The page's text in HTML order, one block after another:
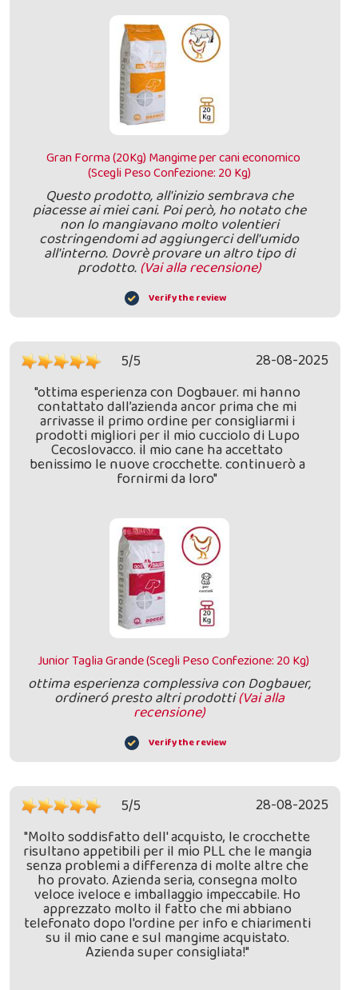
Gran Forma (20Kg) Mangime per cani economico
(Scegli Peso Confezione: 20 Kg)
Questo prodotto, all'inizio sembrava che
piacesse ai miei cani. Poi però, ho notato che
non lo mangiavano molto volentieri
costringendomi ad aggiungerci dell'umido
all'interno. Dovrè provare un altro tipo di
prodotto.(Vai alla recensione)
Verify the review
5/5
28-08-2025
"ottima esperienza con Dogbauer. mi hanno
contattato dall’azienda ancor prima che mi
arrivasse il primo ordine per consigliarmi i
prodotti migliori per il mio cucciolo di Lupo
Cecoslovacco. il mio cane ha accettato
benissimo le nuove crocchette. continuerò a
fornirmi da loro"
Junior Taglia Grande (Scegli Peso Confezione: 20 Kg)
ottima esperienza complessiva con Dogbauer,
ordineró presto altri prodotti(Vai alla
recensione)
Verify the review
5/5
28-08-2025
"Molto soddisfatto dell' acquisto, le crocchette
risultano appetibili per il mio PLL che le mangia
senza problemi a differenza di molte altre che
ho provato. Azienda seria, consegna molto
veloce iveloce e imballaggio impeccabile. Ho
apprezzato molto il fatto che mi abbiano
telefonato dopo l'ordine per info e chiarimenti
su il mio cane e sul mangime acquistato.
Azienda super consigliata!"